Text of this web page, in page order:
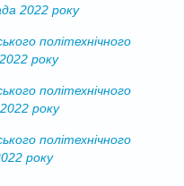
2022 року
політехнічного
року
політехнічного
року
політехнічного
року